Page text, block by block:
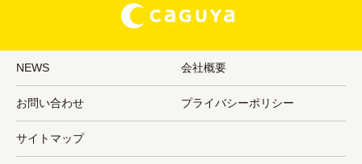
NEWS 会社概要
お問い合わせ プライバシーポリシー
サイトマップ